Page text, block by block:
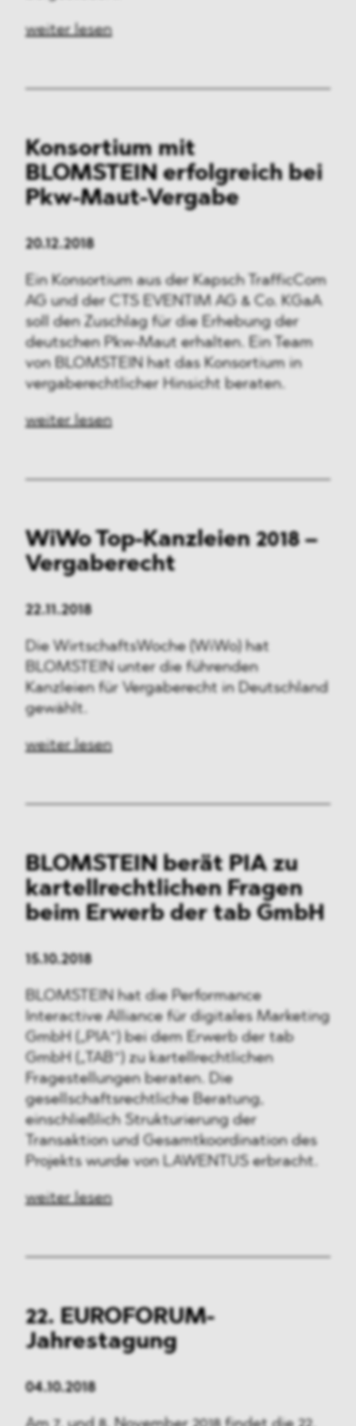
Verteidigung & Sicherheit
Industrie
Pharma & Healthcare
Energie
Allgemeines
weiter lesen
Konsortium mit
BLOMSTEIN erfolgreich bei
Pkw-Maut-Vergabe
20.12.2018
Ein Konsortium aus der Kapsch TrafficCom
AG und der CTS EVENTIM AG & Co. KGaA
soll den Zuschlag für die Erhebung der
deutschen Pkw-Maut erhalten. Ein Team
von BLOMSTEIN hat das Konsortium in
vergaberechtlicher Hinsicht beraten.
weiter lesen
WiWo Top-Kanzleien 2018 –
Vergaberecht
22.11.2018
Die WirtschaftsWoche (WiWo) hat
BLOMSTEIN unter die führenden
Kanzleien für Vergaberecht in Deutschland
gewählt.
weiter lesen
BLOMSTEIN berät PIA zu
kartellrechtlichen Fragen
beim Erwerb der tab GmbH
15.10.2018
BLOMSTEIN hat die Performance
Interactive Alliance für digitales Marketing
GmbH („PIA“) bei dem Erwerb der tab
GmbH („TAB“) zu kartellrechtlichen
Fragestellungen beraten. Die
gesellschaftsrechtliche Beratung,
einschließlich Strukturierung der
Transaktion und Gesamtkoordination des
Projekts wurde von LAWENTUS erbracht.
weiter lesen
22. EUROFORUM-
Jahrestagung
04.10.2018